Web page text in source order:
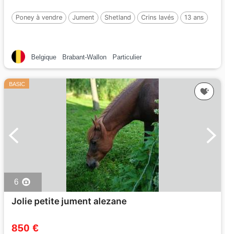
Poney à vendre Jument Shetland Crins lavés 13 ans
Belgique Brabant-Wallon Particulier
BASIC
6
Jolie petite jument alezane
850 €